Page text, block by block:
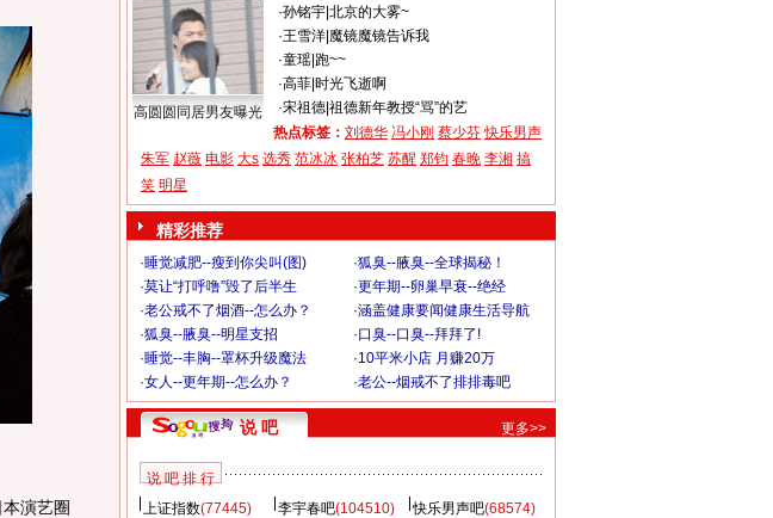
演艺圈
高圆圆同居男友曝光
·孙铭宇| 北京的大雾~
·王雪洋| 魔镜魔镜告诉我
·童瑶| 跑~~
·高菲| 时光飞逝啊
·宋祖德| 祖德新年教授“骂”的艺
热点标签： 刘德华 冯小刚 蔡少芬 快乐男声
朱军 赵薇 电影 大s 选秀 范冰冰 张柏芝 苏醒 郑钧 春晚 李湘 搞
笑 明星
精彩推荐
·睡觉减肥--瘦到你尖叫(图) ·狐臭--腋臭--全球揭秘！
·莫让“打呼噜”毁了后半生 ·更年期--卵巢早衰--绝经
·老公戒不了烟酒--怎么办？ ·涵盖健康要闻健康生活导航
·狐臭--腋臭--明星支招 ·口臭--口臭--拜拜了!
·睡觉--丰胸--罩杯升级魔法 ·10平米小店 月赚20万
·女人--更年期--怎么办？ ·老公--烟戒不了排排毒吧
说 吧 更多>>
说 吧 排 行
上证指数(77445) 李宇春吧(104510) 快乐男声吧(68574)